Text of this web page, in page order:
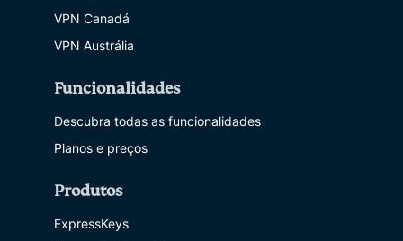
VPN Canadá
VPN Austrália
Funcionalidades
Descubra todas as funcionalidades
Planos e preços
Produtos
ExpressKeys